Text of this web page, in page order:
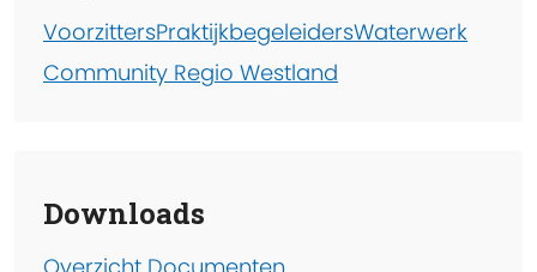
VoorzittersPraktijkbegeleidersWaterwerk
Community Regio Westland
Downloads